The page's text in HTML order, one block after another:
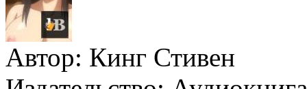
Автор: Кинг Стивен